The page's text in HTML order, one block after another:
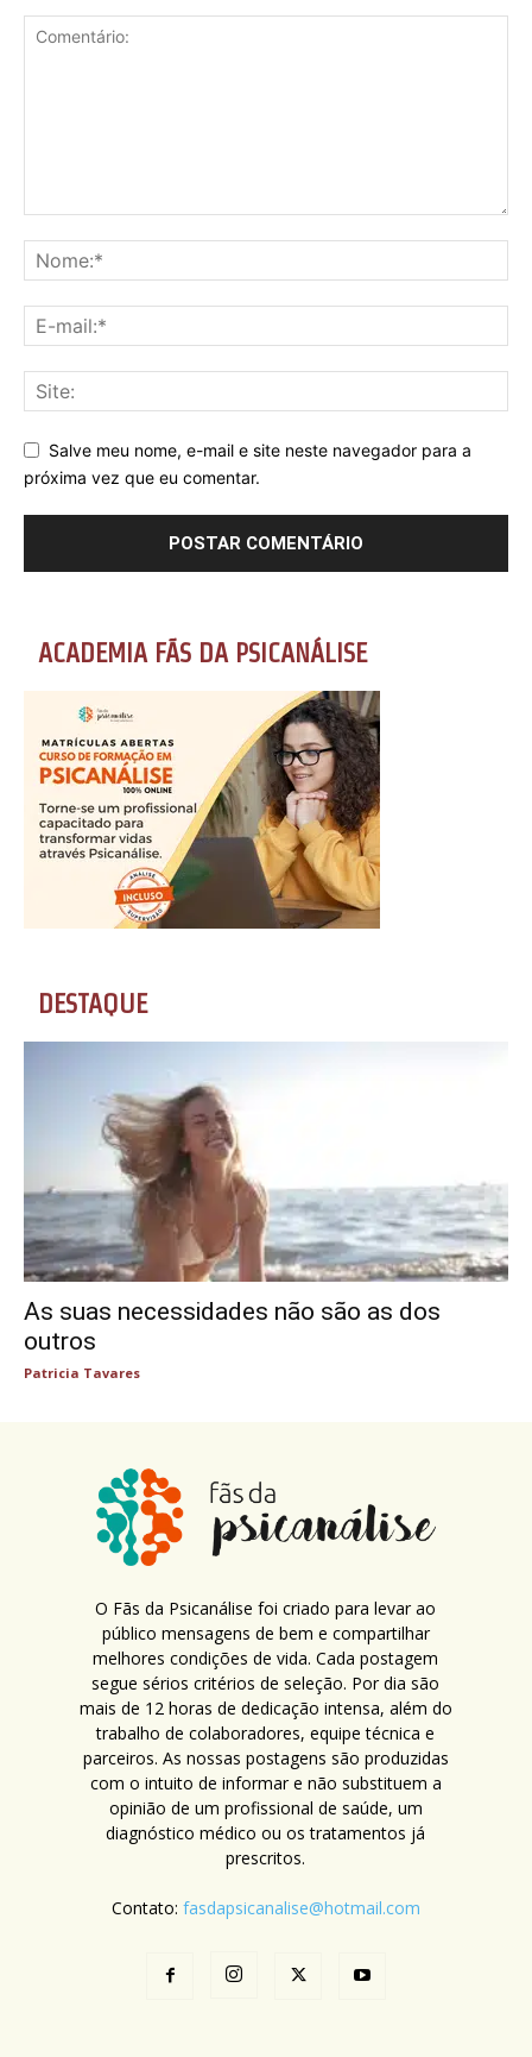
Salve meu nome, e-mail e site neste navegador para a
próxima vez que eu comentar.
ACADEMIA FÃS DA PSICANÁLISE
DESTAQUE
As suas necessidades não são as dos
outros
Patricia Tavares
O Fãs da Psicanálise foi criado para levar ao
público mensagens de bem e compartilhar
melhores condições de vida. Cada postagem
segue sérios critérios de seleção. Por dia são
mais de 12 horas de dedicação intensa, além do
trabalho de colaboradores, equipe técnica e
parceiros. As nossas postagens são produzidas
com o intuito de informar e não substituem a
opinião de um profissional de saúde, um
diagnóstico médico ou os tratamentos já
prescritos.
Contato: fasdapsicanalise@hotmail.com